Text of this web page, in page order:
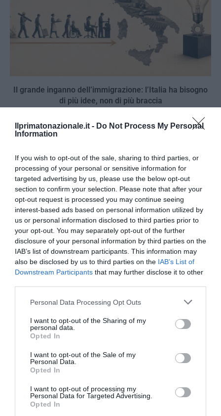
Ilprimatonazionale.it - Do Not Process My Personal
Information
If you wish to opt-out of the sale, sharing to third parties, or
processing of your personal or sensitive information for
targeted advertising by us, please use the below opt-out
section to confirm your selection. Please note that after your
opt-out request is processed you may continue seeing
interest-based ads based on personal information utilized by
us or personal information disclosed to third parties prior to
your opt-out. You may separately opt-out of the further
disclosure of your personal information by third parties on the
IAB’s list of downstream participants. This information may
also be disclosed by us to third parties on the IAB’s List of
Downstream Participants that may further disclose it to other
Please note that this website/app uses one or more Google
not limited to your visit or usage behaviour. You may click to
grant or deny consent to Google and its third-party tags to
use your data for below specified purposes in below Google
consent section.
Personal Data Processing Opt Outs
I want to opt-out of the Sharing of my
personal data.
Opted In
I want to opt-out of the Sale of my
Personal Data.
Opted In
I want to opt-out of processing my
Personal Data for Targeted Advertising.
Opted In
Il grande inganno dell’immigrazione: l’Italia ha bisogno
di più idee, non di più braccia
Piacenza, niente lavoro per chi commemora Acca
Larenzia: la ritorsione ideologica della Prefettura
27 Luglio 2026